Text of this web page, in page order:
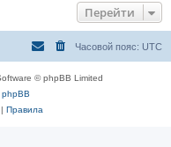
Перейти
Часовой пояс: UTC
© phpBB Limited
phpBB
Правила